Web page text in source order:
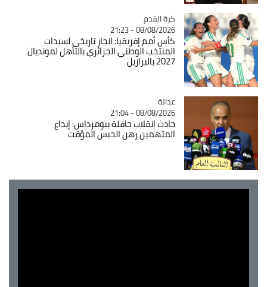
Catégorie
كرة القدم
08/08/2026 - 21:23
كأس أمم إفريقيا: انجاز تاريخي لسيدات
المنتخب الوطني الجزائري بالتأهل لمونديال
2027 بالبرازيل
Catégorie
عدالة
08/08/2026 - 21:04
حادث انقلاب حافلة ببومرداس: إيداع
المتهمين رهن الحبس المؤقت